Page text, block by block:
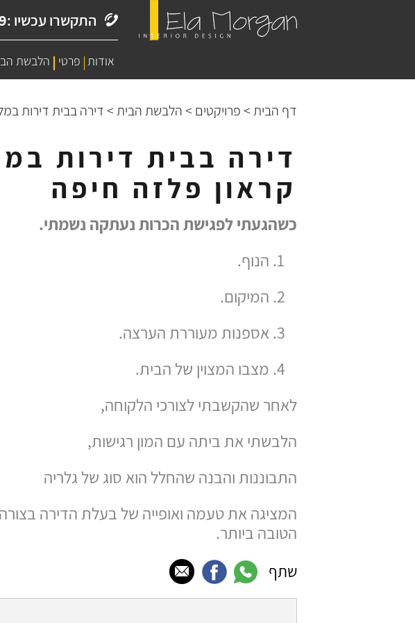
התקשרו עכשיו :
אודות פרטי הלבשת
דף הבית>פרויקטים >הלבשת הבית>דירה בבית דירות
דירה בבית דירות
קראון פלזה חיפה
כשהגעתי לפגישת הכרות נעתקה נשמתי.
הנוף.
המיקום.
אספנות מעוררת הערצה.
מצבו המצוין של הבית.
לאחר שהקשבתי לצורכי הלקוחה,
הלבשתי את ביתה עם המון רגישות,
התבוננות והבנה שהחלל הוא סוג של גלריה
המציגה את טעמה ואופייה של בעלת הדירה בצורה
הטובה ביותר.
שתף